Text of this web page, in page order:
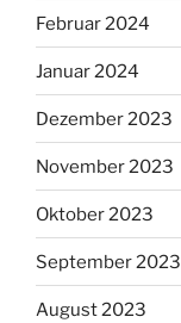
Februar 2024
Januar 2024
Dezember 2023
November 2023
Oktober 2023
September 2023
August 2023